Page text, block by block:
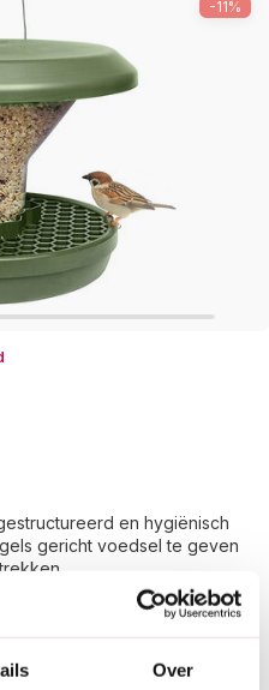
Over
-11%
en hygiënisch
gericht voedsel te geven
in België en Nederland.*